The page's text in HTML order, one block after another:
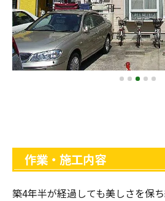
作業・施工内容
築4年半が経過しても美しさを保